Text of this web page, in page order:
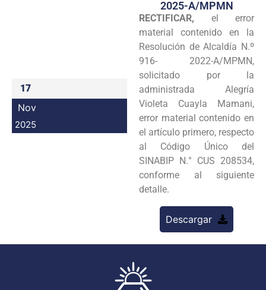
Seguridad
Programas
Intranet
17
Nov
2025
2025-A/MPMN
RECTIFICAR, el error
material contenido en la
Resolución de Alcaldía N.º
916- 2022-A/MPMN,
solicitado por la
administrada Alegría
Violeta Cuayla Mamani,
error material contenido en
el artículo primero, respecto
al Código Único del
SINABIP N.° CUS 208534,
conforme al siguiente
detalle.
Descargar